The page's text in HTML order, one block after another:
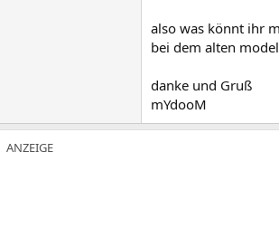
also was könnt ihr
bei dem alten
danke und Gruß
mYdooM